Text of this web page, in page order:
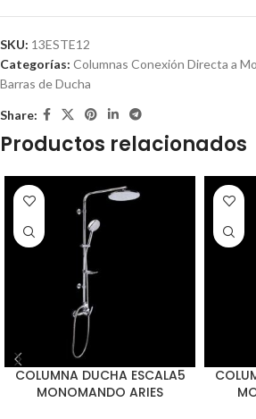
SKU: 13ESTE12
Categorías: Columnas Conexión Directa a
Barras de Ducha
Share:
Productos relacionados
COLUMNA DUCHA ESCALA5
MONOMANDO ARIES